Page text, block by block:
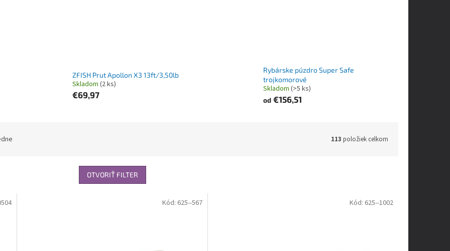
ZFISH Prut Apollon X3 13ft/3,50lb
Skladom(2 ks)
€69,97
Rybárske púzdro Super Safe
trojkomorové
Skladom (>5 ks)
od€156,51
113 položiek celkom
OTVORIŤ FILTER
Kód: 625--567 Kód: 625--1002